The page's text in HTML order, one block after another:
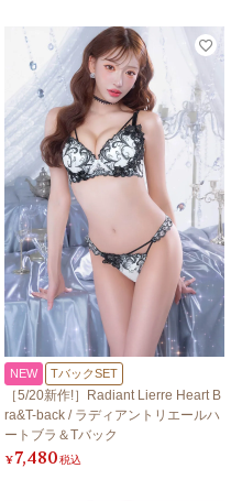
NEW TバックSET
［5/20新作!］Radiant Lierre Heart B
ra&T-back / ラディアントリエールハ
ートブラ＆Tバック
¥7,480税込